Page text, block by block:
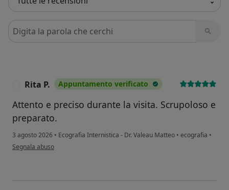
Cerca nelle recensioni
Rita P. Appuntamento verificato
Attento e preciso durante la visita. Scrupoloso e
preparato.
3 agosto 2026 • Ecografia Internistica - Dr. Valeau Matteo • ecografia •
secondo l'opinione dell'utente Rita P.
Segnala abuso